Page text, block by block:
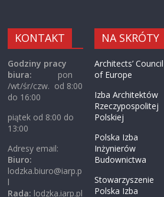
KONTAKT
Godziny pracy
biura:
pon
/wt/śr/czw. od 8:00
do 16:00
piątek od 8:00 do
13:00
Adresy email:
Biuro:
lodzka.biuro@iarp.p
l
Rada: lodzka.iarp.pl
NA SKRÓTY
Architects’ Council
of Europe
Izba Architektów
Rzeczypospolitej
Polskiej
Polska Izba
Inżynierów
Budownictwa
Stowarzyszenie
Polska Izba